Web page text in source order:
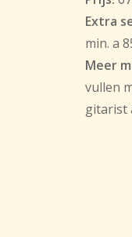
Extra
min. a
Meer
vullen
gitarist